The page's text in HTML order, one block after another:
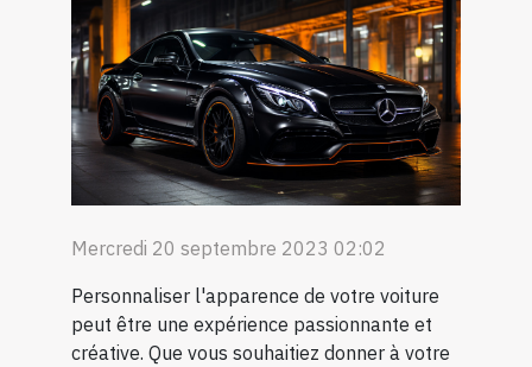
Mercredi 20 septembre 2023 02:02
Personnaliser l'apparence de votre voiture
peut être une expérience passionnante et
créative. Que vous souhaitiez donner à votre